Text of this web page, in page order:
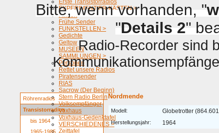
Erste Transistorradios
EXPERIMENTIER-KÄSTEN >
Firmen
Frühe Sender
FUNKSTELLEN >
Gedichte
Geltow
MUSEEN
SAMMLUNGEN >
Personen
Rettet unsere Radios
Piratensender
RIAS
Sacrow (Der Beginn)
Stern Radio Berlin
Volksempfänger
Voxhaus
Voxhaus-Gedenktafel
VERSCHIEDENES >
Zeittafel
Bitte, wenn vorhanden, "
"Details 2"
Radio-Recorder sind
Röhrenradios
Transistorradios
bis 1964
1965-1985
Nordmende
Modell: Globetrotter
Herstellungsjahr: 1964